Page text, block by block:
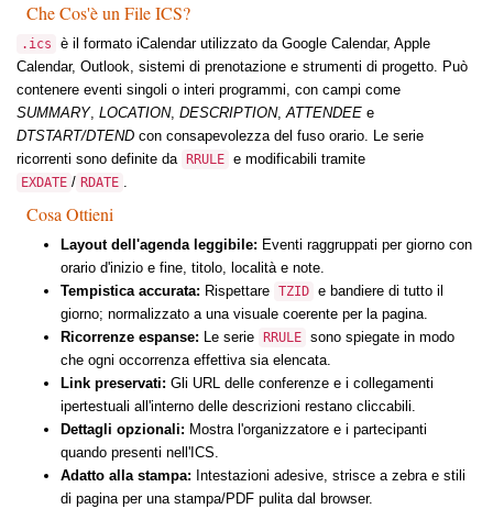
Che Cos'è un File ICS?
.ics
è il formato iCalendar utilizzato da Google Calendar, Apple
Calendar, Outlook, sistemi di prenotazione e strumenti di progetto. Può
contenere eventi singoli o interi programmi, con campi come
SUMMARY, LOCATION, DESCRIPTION,ATTENDEE e
DTSTART/DTEND con consapevolezza del fuso orario. Le serie
ricorrenti sono definite da
RRULE e modificabili tramite
EXDATE / RDATE .
Cosa Ottieni
Layout dell'agenda leggibile: Eventi raggruppati per giorno con
orario d'inizio e fine, titolo, località e note.
Tempistica accurata: Rispettare TZID e bandiere di tutto il
giorno; normalizzato a una visuale coerente per la pagina.
Ricorrenze espanse: Le serie RRULE sono spiegate in modo
che ogni occorrenza effettiva sia elencata.
Link preservati: Gli URL delle conferenze e i collegamenti
ipertestuali all'interno delle descrizioni restano cliccabili.
Dettagli opzionali: Mostra l'organizzatore e i partecipanti
quando presenti nell'ICS.
Adatto alla stampa: Intestazioni adesive, strisce a zebra e stili
di pagina per una stampa/PDF pulita dal browser.